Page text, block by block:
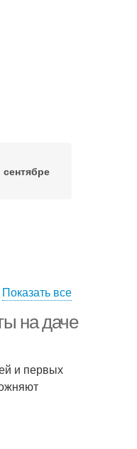
Показать все
на даче
и первых